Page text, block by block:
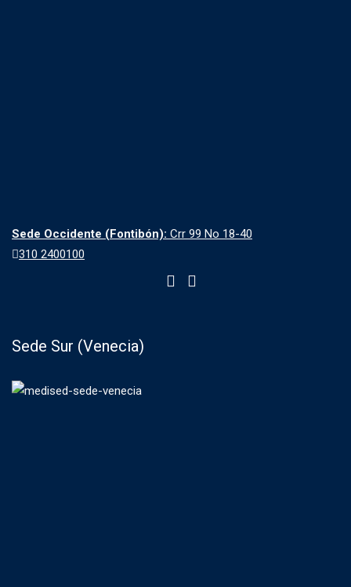
Sede Occidente (Fontibón): Crr 99 No 18-40
310 2400100
Sede Sur (Venecia)